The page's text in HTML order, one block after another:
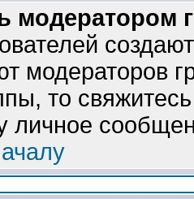
модератором
модераторов
то
личное